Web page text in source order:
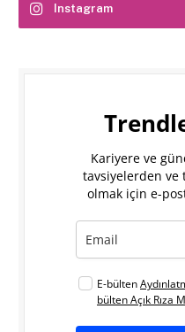
Instagram
Kariyere ve
tavsiyelerden
olmak için e-
E-bülten
bülten Açık Rıza